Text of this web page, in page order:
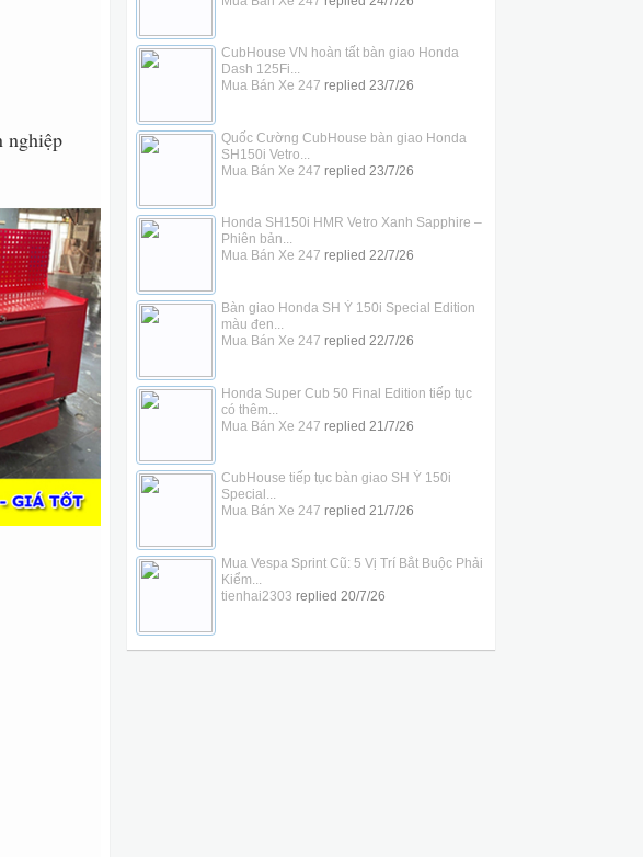
nghiệp
CubHouse VN hoàn tất bàn giao Honda
Dash 125Fi...
Mua Bán Xe 247 replied 23/7/26
Quốc Cường CubHouse bàn giao Honda
SH150i Vetro...
Mua Bán Xe 247 replied 23/7/26
Honda SH150i HMR Vetro Xanh Sapphire –
Phiên bản...
Mua Bán Xe 247 replied 22/7/26
Bàn giao Honda SH Ý 150i Special Edition
màu đen...
Mua Bán Xe 247 replied 22/7/26
Honda Super Cub 50 Final Edition tiếp tục
có thêm...
Mua Bán Xe 247 replied 21/7/26
CubHouse tiếp tục bàn giao SH Ý 150i
Special...
Mua Bán Xe 247 replied 21/7/26
Mua Vespa Sprint Cũ: 5 Vị Trí Bắt Buộc Phải
Kiểm...
tienhai2303 replied 20/7/26